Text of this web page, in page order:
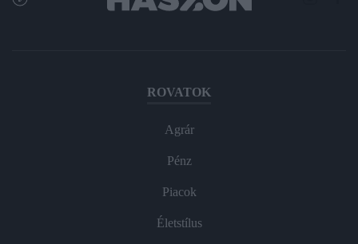
ROVATOK
Agrár
Pénz
Piacok
Életstílus